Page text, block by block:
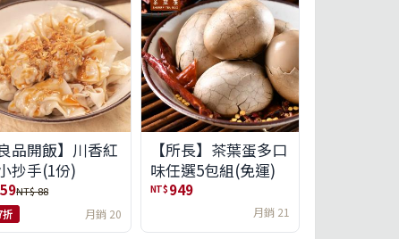
良品開飯】川香紅
抄手(1份)
59NT$ 88
折 月銷 20
【所長】茶葉蛋多口
味任選5包組(免運)
NT$ 949
月銷 21